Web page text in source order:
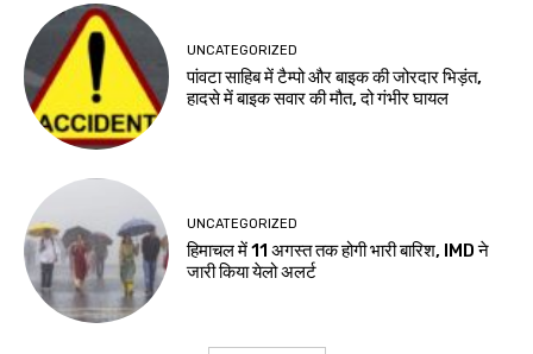
UNCATEGORIZED
पांवटा साहिब में टैम्पो और बाइक की जोरदार भिड़ंत,
हादसे में बाइक सवार की मौत, दो गंभीर घायल
UNCATEGORIZED
हिमाचल में 11 अगस्त तक होगी भारी बारिश, IMD ने
जारी किया येलो अलर्ट